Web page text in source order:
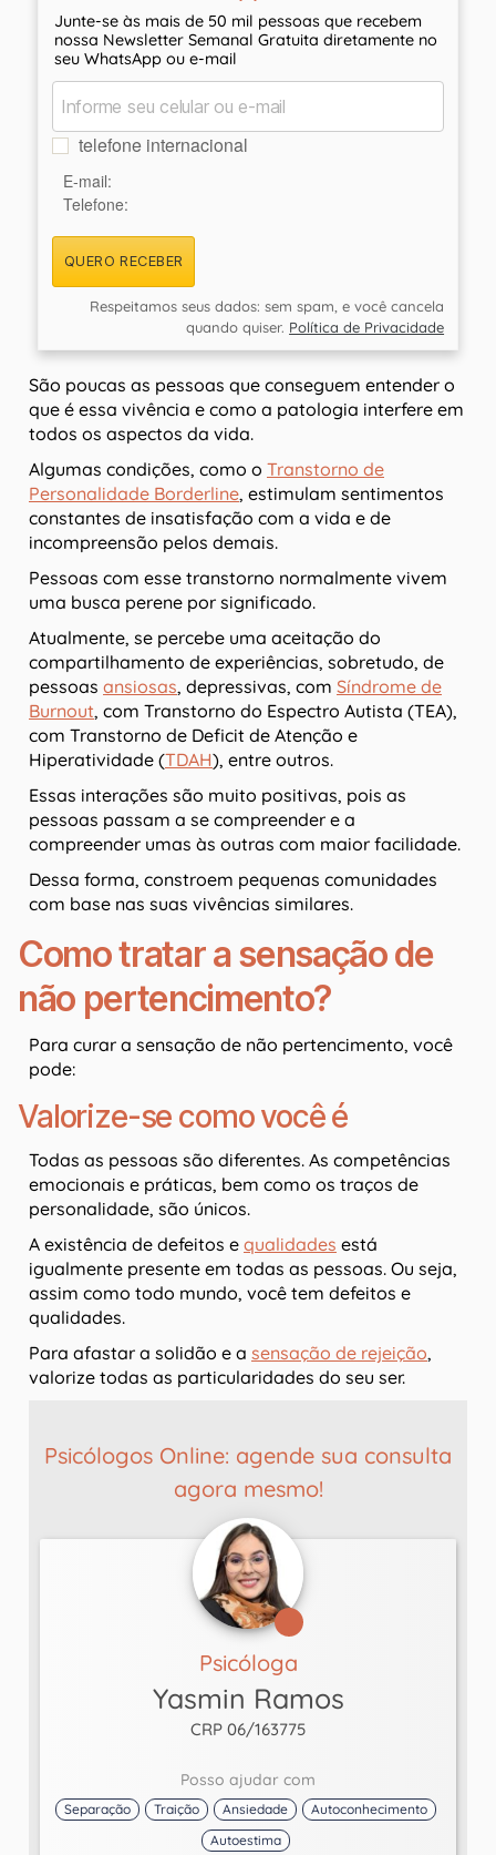
Junte-se às mais de 50 mil pessoas que recebem
nossa Newsletter Semanal Gratuita diretamente no
seu WhatsApp ou e-mail
telefone internacional
E-mail:
Telefone:
QUERO RECEBER
Respeitamos seus dados: sem spam, e você cancela
quando quiser. Política de Privacidade
São poucas as pessoas que conseguem entender o
que é essa vivência e como a patologia interfere em
todos os aspectos da vida.
Algumas condições, como o Transtorno de
Personalidade Borderline, estimulam sentimentos
constantes de insatisfação com a vida e de
incompreensão pelos demais.
Pessoas com esse transtorno normalmente vivem
uma busca perene por significado.
Atualmente, se percebe uma aceitação do
compartilhamento de experiências, sobretudo, de
pessoas ansiosas, depressivas, com Síndrome de
Burnout, com Transtorno do Espectro Autista (TEA),
com Transtorno de Deficit de Atenção e
Hiperatividade (TDAH), entre outros.
Essas interações são muito positivas, pois as
pessoas passam a se compreender e a
compreender umas às outras com maior facilidade.
Dessa forma, constroem pequenas comunidades
com base nas suas vivências similares.
Como tratar a sensação de
não pertencimento?
Para curar a sensação de não pertencimento, você
pode:
Valorize-se como você é
Todas as pessoas são diferentes. As competências
emocionais e práticas, bem como os traços de
personalidade, são únicos.
A existência de defeitos e qualidades está
igualmente presente em todas as pessoas. Ou seja,
assim como todo mundo, você tem defeitos e
qualidades.
Para afastar a solidão e a sensação de rejeição,
valorize todas as particularidades do seu ser.
Psicólogos Online: agende sua consulta
agora mesmo!
Psicóloga
Yasmin Ramos
CRP 06/163775
Posso ajudar com
Separação Traição Ansiedade
Autoconhecimento
Autoestima